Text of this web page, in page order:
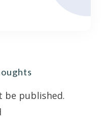
be published.